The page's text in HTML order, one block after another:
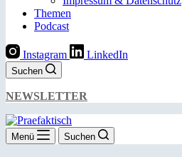
Themen
Podcast
Instagram LinkedIn
Suchen
NEWSLETTER
Menü Suchen